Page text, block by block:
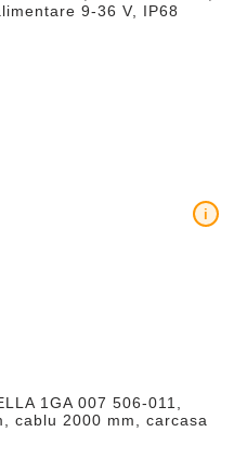
9-36 V, IP68
1GA 007 506-011,
cablu 2000 mm, carcasa
i